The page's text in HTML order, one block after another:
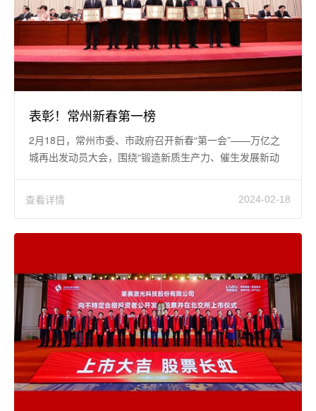
表彰！常州新春第一榜
2月18日，常州市委、市政府召开新春“第一会”——万亿之
城再出发动员大会，围绕“锻造新质生产力、催生发展新动
查看详情
2024-02-18